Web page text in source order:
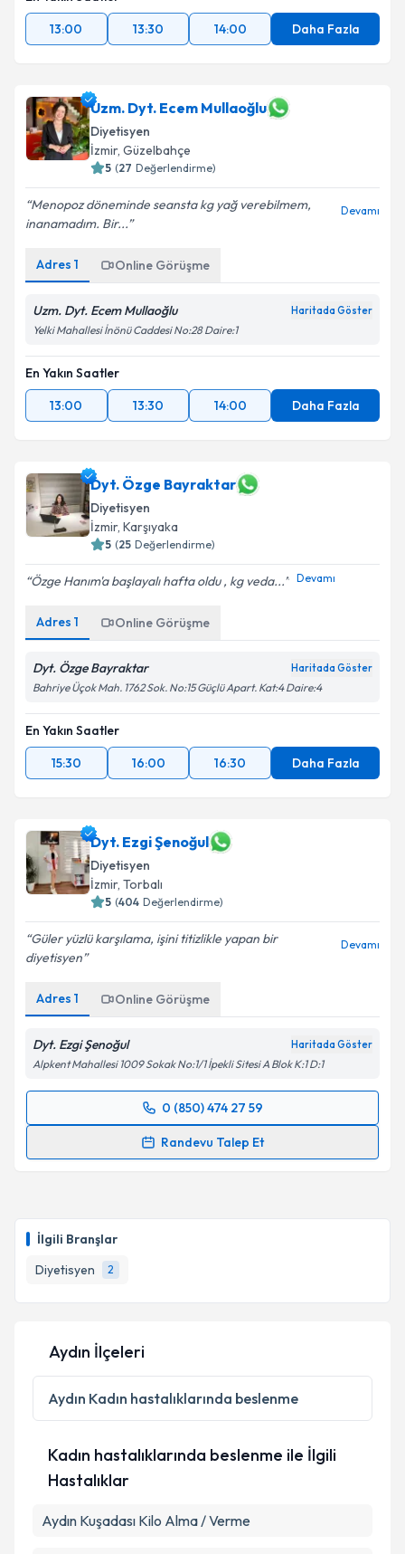
İlgili Branşlar
Diyetisyen
2
13:00
13:30 14:00 Daha Fazla
Uzm. Dyt. Ecem Mullaoğlu
Diyetisyen
İzmir, Güzelbahçe
5 (27 Değerlendirme)
Menopoz döneminde seansta kg yağ verebilmem,
inanamadım. Bir...
Devamı
Adres 1 Online Görüşme
Uzm. Dyt. Ecem Mullaoğlu Haritada Göster
Yelki Mahallesi İnönü Caddesi No:28 Daire:1
En Yakın Saatler
13:00
13:30 14:00 Daha Fazla
Dyt. Özge Bayraktar
Diyetisyen
İzmir, Karşıyaka
5 (25 Değerlendirme)
Özge Hanım'a başlayalı hafta oldu , kg veda... Devamı
Adres 1 Online Görüşme
Dyt. Özge Bayraktar Haritada Göster
Bahriye Üçok Mah. 1762 Sok. No:15 Güçlü Apart. Kat:4 Daire:4
En Yakın Saatler
15:30
16:00 16:30 Daha Fazla
Dyt. Ezgi Şenoğul
Diyetisyen
İzmir, Torbalı
5 (404 Değerlendirme)
Güler yüzlü karşılama, işini titizlikle yapan bir
diyetisyen
Devamı
Adres 1 Online Görüşme
Dyt. Ezgi Şenoğul Haritada Göster
Alpkent Mahallesi 1009 Sokak No:1/1 İpekli Sitesi A Blok K:1 D:1
0 (850) 474 27 59
Randevu Talep Et
Randevu Takvimi Talebi
E-posta Adresiniz
Kişisel verilerimin işlenmesine ilişkin
Metni'ni okudum ve kişisel verilerimin belirtilen
kapsamda işlenmesini kabul ediyorum.
Aydın İlçeleri
Aydın Kadın hastalıklarında beslenme
Kadın hastalıklarında beslenme ile İlgili
Hastalıklar
Aydın Kuşadası Kilo Alma / Verme